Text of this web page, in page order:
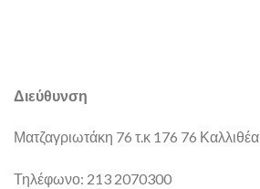
Διεύθυνση
Ματζαγριωτάκη 76 τ.κ 176 76 Καλλιθέα
Τηλέφωνο: 213 2070300